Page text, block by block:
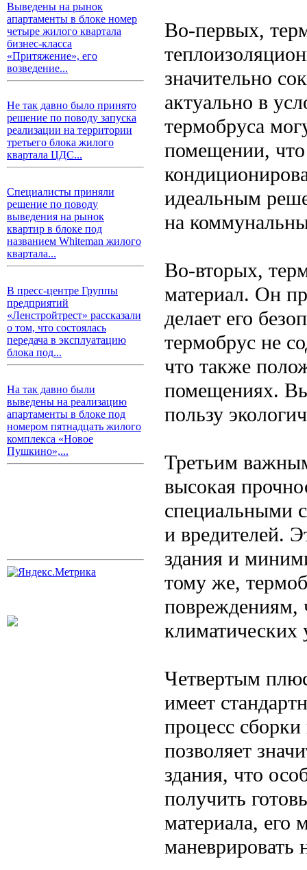
Выведены на рынок
апартаменты в блоке номер
четыре жилого квартала
бизнес-класса
«Притяжение», его
возведение...
Не так давно было принято
решение по поводу запуска
реализации на территории
третьего блока жилого
квартала ЦДС...
Специалисты приняли
решение по поводу
выведения на рынок
квартир в блоке под
названием Whiteman жилого
квартала...
В пресс-центре Группы
предприятий
«Ленстройтрест» рассказали
о том, что состоялась
передача в эксплуатацию
блока под...
На так давно были
выведены на реализацию
апартаменты в блоке под
номером пятнадцать жилого
комплекса «Новое
Пушкино»,...
Во-первых,
значительно
актуально в
термобруса
помещении, что
идеальным
на
Во-вторых,
материал. Он
делает его
термобрус не
что также
помещениях.
пользу
Третьим
высокая
специальными
и вредителей.
здания и
тому же,
повреждениям,
климатических
Четвертым
имеет
процесс
позволяет
здания, что
получить
материала, его
маневрировать